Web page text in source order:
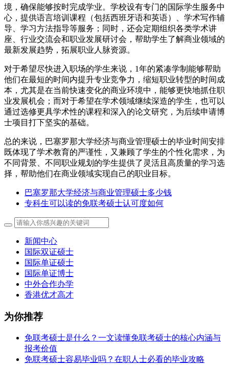
境，确保能够按时完成学业。学校设有专门的国际学生服务中
心，提供语言培训课程（包括西班牙语和英语）、学术写作辅
导、学习方法指导等服务；同时，还会定期组织各类学术讲
座、行业交流会和职业发展研讨会，帮助学生了解商业领域的
最新发展趋势，拓展职业人脉资源。
对于希望尽快进入职场的学生来说，1年的紧凑学制能够帮助
他们在最短的时间内提升专业竞争力，缩短职业转型的时间成
本，尤其是在当前快速变化的商业环境中，能够更快地抓住职
业发展机会；而对于希望在学术领域继续深造的学生，也可以
通过选修更具学术性的课程和深入的论文研究，为后续申请博
士项目打下坚实的基础。
总的来说，巴塞罗那大学经济与商业管理硕士的毕业时间安排
既体现了学术教育的严谨性，又兼顾了学生的个性化需求，为
不同背景、不同职业规划的学生提供了灵活且高质量的学习选
择，帮助他们在商业领域实现自己的职业目标。
巴塞罗那大学经济与商业管理硕士多少钱
专科生可以读的免联考硕士认可度如何
新闻中心
国际双证硕士
国际单证硕士
国际单证博士
中外合作办学
香港优才高才
为你推荐
免联考硕士是什么？一文读懂免联考硕士的核心内涵与
报考价值
免联考硕士容易毕业吗？在职人士必看的毕业攻略